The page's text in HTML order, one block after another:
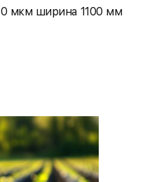
мкм ширина 1100 мм